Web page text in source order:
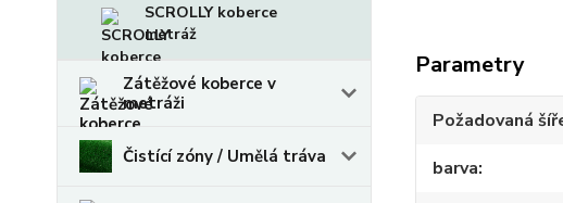
SCROLLY koberce
metráž
Zátěžové koberce v
metráži
Čistící zóny / Umělá tráva
Parametry
Požadovaná
barva